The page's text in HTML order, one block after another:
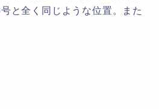
と全く同じような位置。また